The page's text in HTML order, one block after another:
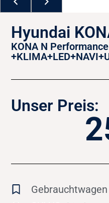
Hyundai
KONA N
Unser Preis:
Gebrauchtwagen